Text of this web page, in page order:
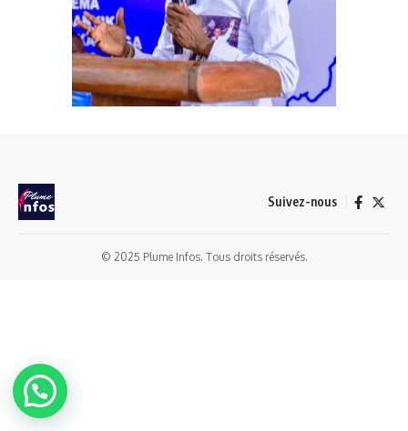
Suivez-nous
© 2025 Plume Infos. Tous droits réservés.